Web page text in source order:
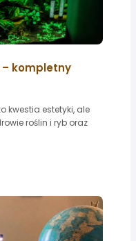
kompletny
kwestia estetyki, ale
roślin i ryb oraz